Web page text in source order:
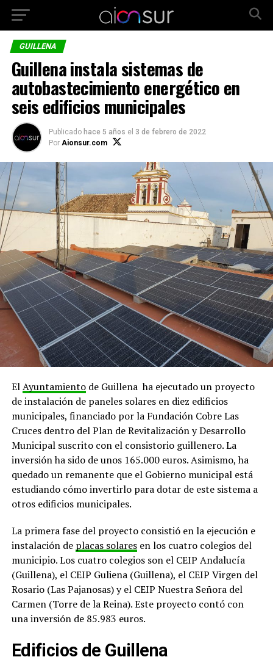
GUILLENA
Guillena instala sistemas de
autobastecimiento energético en
seis edificios municipales
Publicado hace 5 años el 3 de febrero de 2022
Por Aionsur.com
ElAyuntamientode Guillena ha ejecutado un proyecto
de instalación de paneles solares en diez edificios
municipales, financiado por la Fundación Cobre Las
Cruces dentro del Plan de Revitalización y Desarrollo
Municipal suscrito con el consistorio guillenero. La
inversión ha sido de unos 165.000 euros. Asimismo, ha
quedado un remanente que el Gobierno municipal está
estudiando cómo invertirlo para dotar de este sistema a
otros edificios municipales.
La primera fase del proyecto consistió en la ejecución e
instalación de placas solaresen los cuatro colegios del
municipio. Los cuatro colegios son el CEIP Andalucía
(Guillena), el CEIP Guliena (Guillena), el CEIP Virgen del
Rosario (Las Pajanosas) y el CEIP Nuestra Señora del
Carmen (Torre de la Reina). Este proyecto contó con
una inversión de 85.983 euros.
Edificios de Guillena